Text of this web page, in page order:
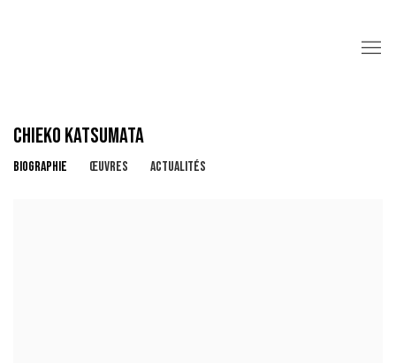
CHIEKO KATSUMATA
BIOGRAPHIE ŒUVRES ACTUALITÉS